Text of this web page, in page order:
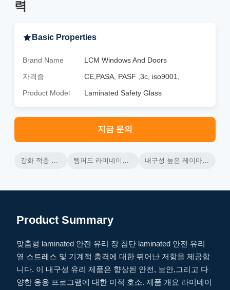
력
Basic Properties
Brand Name
LCM Windows And Doors
자격증
CE,PASA, PASF ,3c, iso9001,
Product Model
Laminated Safety Glass
지금 문의
강화 적층 안전 유리 템퍼드 라미네이트 안전 벽벽 내구성 높은 레이마인 안전 유리
Product Summary
맞춤형 laminated 안전 유리 장 첨단 laminated 안전 유리
열 스트레스 및 기계적 충격에 대한 뛰어난 저항을 제공합
니다. 이 내구성 유리 제품은 향상된 안전, 보안,그리고 다
양한 응용 프로그램에 대한 미적 호소. 제품 개요 라미네이